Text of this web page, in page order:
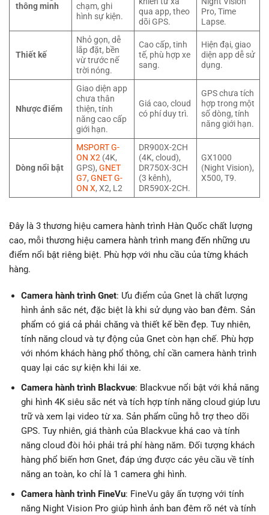
thông minh
chạm, ghi
hình sự kiện.
qua app, theo
dõi GPS.
Pro, Time
Lapse.
Thiết kế
Nhỏ gọn, dễ
lắp đặt, bền
vừ trước nế
trời nóng.
Cao cấp, tinh
tế, phù hợp xe
sang.
Hiện đại, giao
diện app dễ sử
dụng.
Nhược điểm
Giao diện app
chưa thân
thiện, tính
năng cao cấp
giới hạn.
Giá cao, cloud
có phí duy trì.
GPS chưa tích
hợp trong một
số dòng, tính
năng giới hạn.
Dòng nổi bật
MSPORT G-
ON X2(4K,
GPS), GNET
G7, GNET G-
ON X, X2, L2
DR900X-2CH
(4K, cloud),
DR750X-3CH
(3 kênh),
DR590X-2CH.
GX1000
(Night Vision),
X500, T9.
Đây là 3 thương hiệu camera hành trình Hàn Quốc chất lượng
cao, mỗi thương hiệu camera hành trình mang đến những ưu
điểm nổi bật riêng biệt. Phù hợp với nhu cầu của từng khách
hàng.
Camera hành trình Gnet: Ưu điểm của Gnet là chất lượng
hình ảnh sắc nét, đặc biệt là khi sử dụng vào ban đêm. Sản
phẩm có giá cả phải chăng và thiết kế bền đẹp. Tuy nhiên,
tính năng cloud và tự động của Gnet còn hạn chế. Phù hợp
với nhóm khách hàng phổ thông, chỉ cần camera hành trình
quay lại các sự kiện khi lái xe.
Camera hành trình Blackvue: Blackvue nổi bật với khả năng
ghi hình 4K siêu sắc nét và tích hợp tính năng cloud giúp lưu
trữ và xem lại video từ xa. Sản phẩm cũng hỗ trợ theo dõi
GPS. Tuy nhiên, giá thành của Blackvue khá cao và tính
năng cloud đòi hỏi phải trả phí hàng năm. Đối tượng khách
hàng phổ biến hơn Gnet, đáp ứng được các yêu cầu về tính
năng an toàn, ko chỉ là 1 camera ghi hình.
Camera hành trình FineVu: FineVu gây ấn tượng với tính
năng Night Vision Pro giúp hình ảnh ban đêm rõ nét và tính